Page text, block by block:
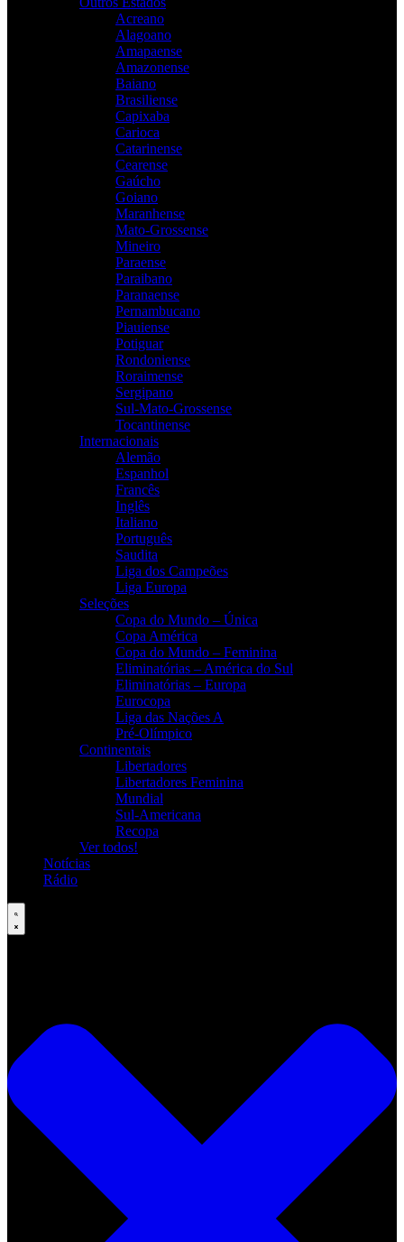
Acreano
Alagoano
Amapaense
Amazonense
Baiano
Brasiliense
Capixaba
Carioca
Catarinense
Cearense
Gaúcho
Goiano
Maranhense
Mato-Grossense
Mineiro
Paraense
Paraibano
Paranaense
Pernambucano
Piauiense
Potiguar
Rondoniense
Roraimense
Sergipano
Sul-Mato-Grossense
Tocantinense
Internacionais
Alemão
Espanhol
Francês
Inglês
Italiano
Português
Saudita
Liga dos Campeões
Liga Europa
Seleções
Copa do Mundo – Única
Copa América
Copa do Mundo – Feminina
Eliminatórias – América do Sul
Eliminatórias – Europa
Eurocopa
Liga das Nações A
Pré-Olímpico
Continentais
Libertadores
Libertadores Feminina
Mundial
Sul-Americana
Recopa
Ver todos!
Notícias
Rádio